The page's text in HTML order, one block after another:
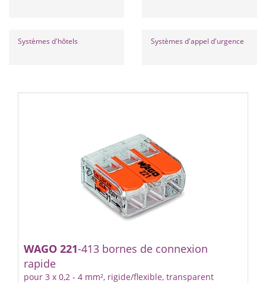
Systèmes d'hôtels Systèmes d'appel d'urgence
WAGO 221-413 bornes de connexion
rapide
pour 3 x 0,2 - 4 mm², rigide/flexible, transparent